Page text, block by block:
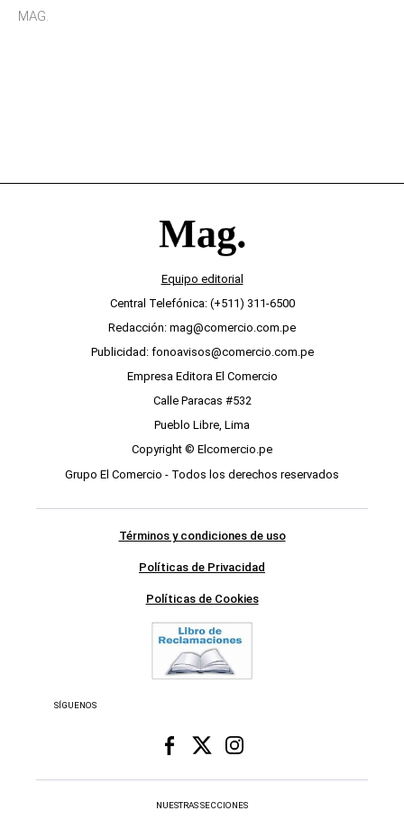
sensibilidad a los estímulos físicos y no es por
MAG.
Equipo editorial
Central Telefónica: (+511) 311-6500
Redacción: mag@comercio.com.pe
Publicidad: fonoavisos@comercio.com.pe
Empresa Editora El Comercio
Calle Paracas #532
Pueblo Libre, Lima
Copyright © Elcomercio.pe
Grupo El Comercio - Todos los derechos reservados
Términos y condiciones de uso
Políticas de Privacidad
Políticas de Cookies
SÍGUENOS
NUESTRAS SECCIONES